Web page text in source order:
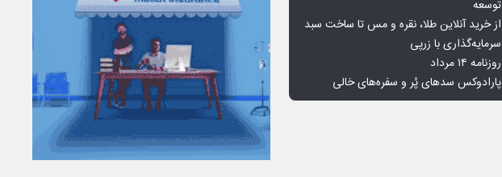
توسعه
از خرید آنلاین طلا، نقره و مس تا ساخت سبد
سرمایه‌گذاری با زرپی
روزنامه ۱۴ مرداد
پارادوکس سدهای پُر و سفره‌های خالی